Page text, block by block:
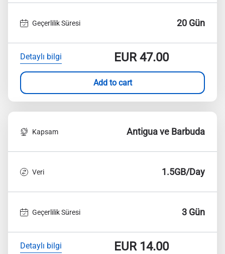
Geçerlilik Süresi 20 Gün
Detaylı bilgi EUR47.00
Add to cart
Kapsam Antigua ve Barbuda
Veri 1.5GB/Day
Geçerlilik Süresi 3 Gün
Detaylı bilgi EUR14.00